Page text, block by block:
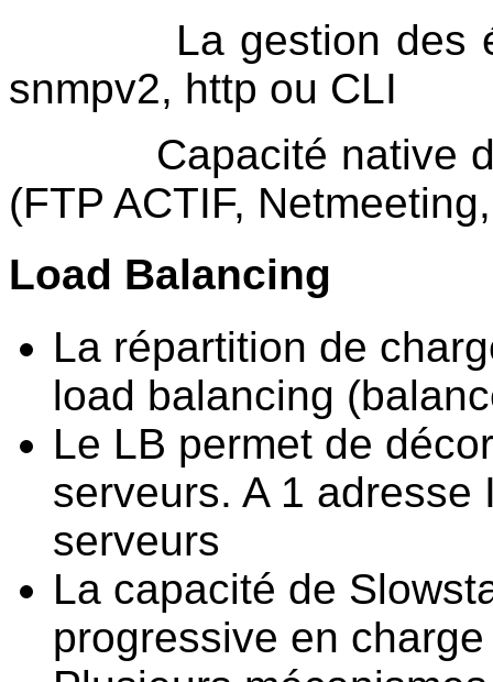
La gestion des
snmpv2, http ou CLI
Capacité native de
(FTP ACTIF,
Load Balancing
La répartition de
load balancing
Le LB permet de
serveurs. A 1
serveurs
La capacité de
progressive en